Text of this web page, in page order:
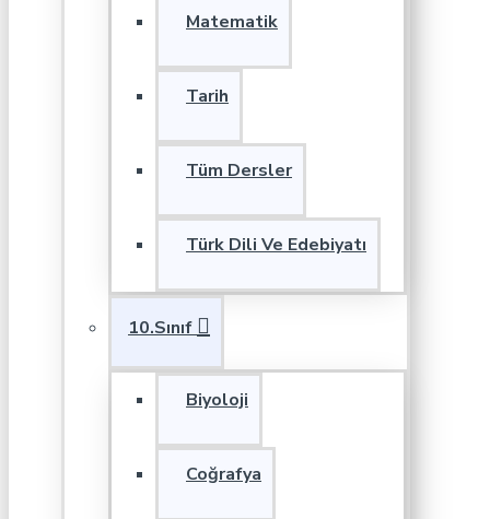
Matematik
Tarih
Tüm Dersler
Türk Dili Ve Edebiyatı
10.Sınıf
Biyoloji
Coğrafya